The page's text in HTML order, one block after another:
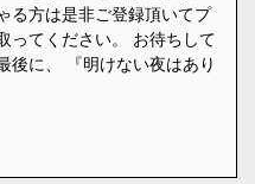
る方は是非ご登録頂いてプ
ってください。 お待ちして
後に、 『明けない夜はあり